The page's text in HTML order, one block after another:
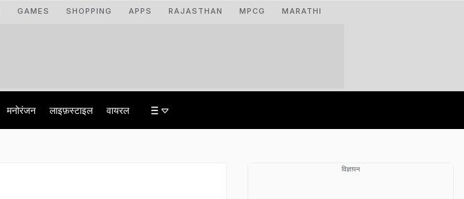
GAMES SHOPPING APPS RAJASTHAN MPCG MARATHI
मनोरंजन लाइफ़स्टाइल वायरल
विज्ञापन